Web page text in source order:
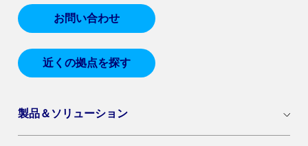
お問い合わせ
近くの拠点を探す
製品＆ソリューション